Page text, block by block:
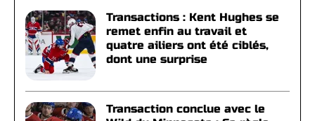
Transactions : Kent Hughes se
remet enfin au travail et
quatre ailiers ont été ciblés,
dont une surprise
Transaction conclue avec le